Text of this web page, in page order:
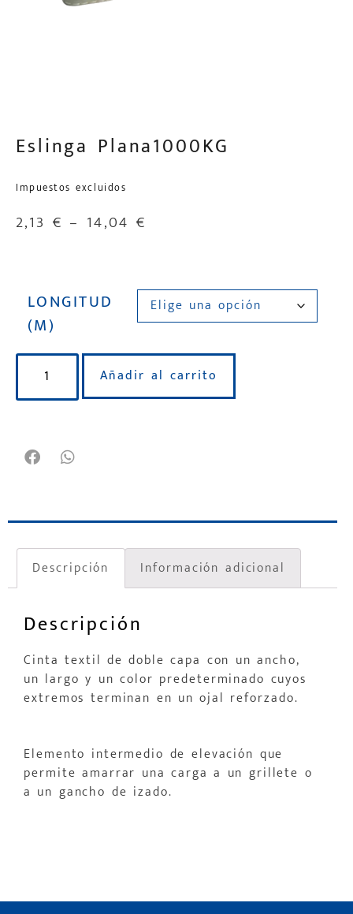
Eslinga Plana1000KG
Impuestos excluidos
2,13 € – 14,04 €
LONGITUD
(M)
Añadir al carrito
Descripción Información adicional
Descripción
Cinta textil de doble capa con un ancho,
un largo y un color predeterminado cuyos
extremos terminan en un ojal reforzado.
Elemento intermedio de elevación que
permite amarrar una carga a un grillete o
a un gancho de izado.